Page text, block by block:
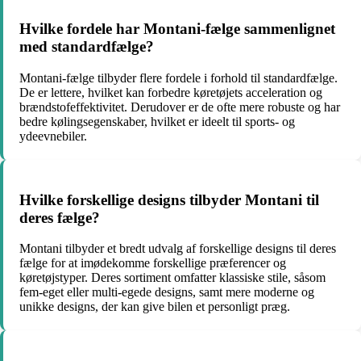
Hvilke fordele har Montani-fælge sammenlignet
med standardfælge?
Montani-fælge tilbyder flere fordele i forhold til standardfælge.
De er lettere, hvilket kan forbedre køretøjets acceleration og
brændstofeffektivitet. Derudover er de ofte mere robuste og har
bedre kølingsegenskaber, hvilket er ideelt til sports- og
ydeevnebiler.
Hvilke forskellige designs tilbyder Montani til
deres fælge?
Montani tilbyder et bredt udvalg af forskellige designs til deres
fælge for at imødekomme forskellige præferencer og
køretøjstyper. Deres sortiment omfatter klassiske stile, såsom
fem-eget eller multi-egede designs, samt mere moderne og
unikke designs, der kan give bilen et personligt præg.